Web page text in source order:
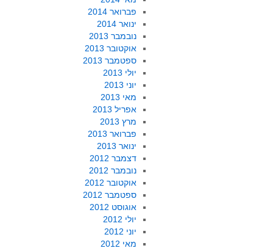
פברואר 2014
ינואר 2014
נובמבר 2013
אוקטובר 2013
ספטמבר 2013
יולי 2013
יוני 2013
מאי 2013
אפריל 2013
מרץ 2013
פברואר 2013
ינואר 2013
דצמבר 2012
נובמבר 2012
אוקטובר 2012
ספטמבר 2012
אוגוסט 2012
יולי 2012
יוני 2012
מאי 2012